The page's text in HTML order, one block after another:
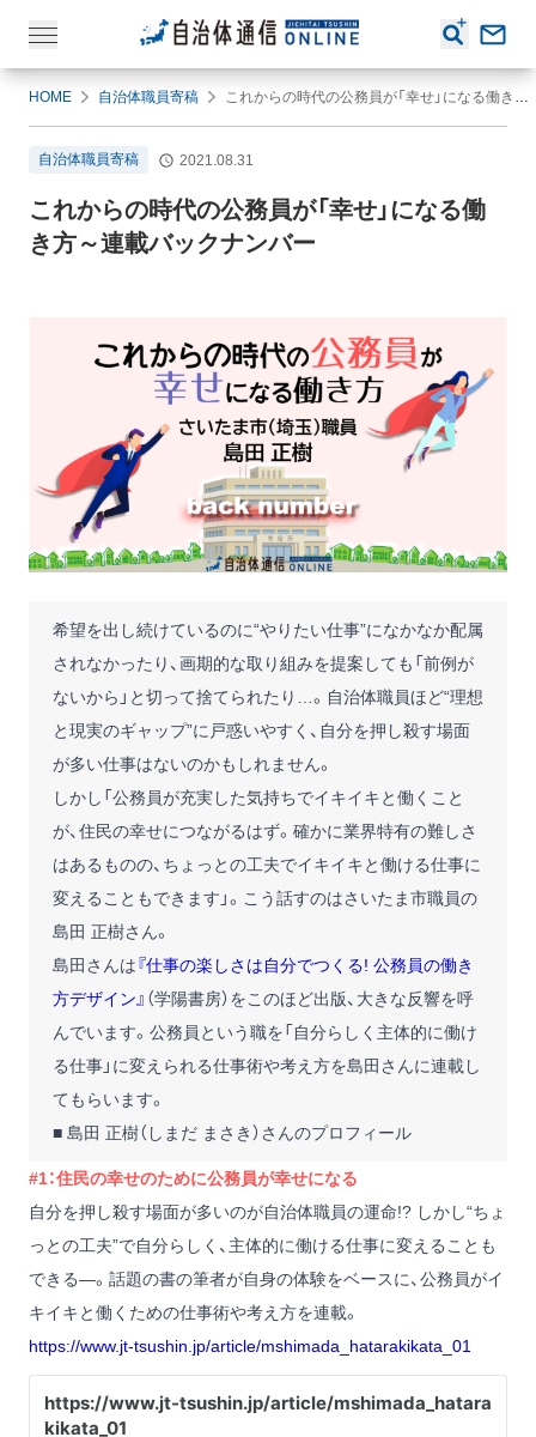
HOME 自治体職員寄稿 これからの時代の公務員が「幸せ」になる働き方～連載バックナンバー
自治体職員寄稿 2021.08.31
これからの時代の公務員が「幸せ」になる働
き方～連載バックナンバー
希望を出し続けているのに“やりたい仕事”になかなか配属
されなかったり、画期的な取り組みを提案しても「前例が
ないから」と切って捨てられたり…。自治体職員ほど“理想
と現実のギャップ”に戸惑いやすく、自分を押し殺す場面
が多い仕事はないのかもしれません。
しかし「公務員が充実した気持ちでイキイキと働くこと
が、住民の幸せにつながるはず。確かに業界特有の難しさ
はあるものの、ちょっとの工夫でイキイキと働ける仕事に
変えることもできます」。こう話すのはさいたま市職員の
島田 正樹さん。
島田さんは『仕事の楽しさは自分でつくる! 公務員の働き
方デザイン』 （学陽書房）をこのほど出版、大きな反響を呼
んでいます。公務員という職を「自分らしく主体的に働け
る仕事」に変えられる仕事術や考え方を島田さんに連載し
てもらいます。
■ 島田 正樹（しまだ まさき）さんのプロフィール
#1：住民の幸せのために公務員が幸せになる
自分を押し殺す場面が多いのが自治体職員の運命!? しかし“ちょ
っとの工夫”で自分らしく、主体的に働ける仕事に変えることも
できる―。話題の書の筆者が自身の体験をベースに、公務員がイ
キイキと働くための仕事術や考え方を連載。
https://www.jt-tsushin.jp/article/mshimada_hatarakikata_01